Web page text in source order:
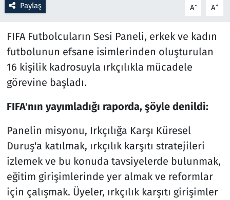
Paylaş A- A+
FIFA Futbolcuların Sesi Paneli, erkek ve kadın
futbolunun efsane isimlerinden oluşturulan
16 kişilik kadrosuyla ırkçılıkla mücadele
görevine başladı.
FIFA'nın yayımladığı raporda, şöyle denildi:
Panelin misyonu, Irkçılığa Karşı Küresel
Duruş'a katılmak, ırkçılık karşıtı stratejileri
izlemek ve bu konuda tavsiyelerde bulunmak,
eğitim girişimlerinde yer almak ve reformlar
için çalışmak. Üyeler, ırkçılık karşıtı girişimler
Sağlık
Savunma Sanayi
Seçim 2023
Spor
Teknoloji ve Bilim
Televizyon